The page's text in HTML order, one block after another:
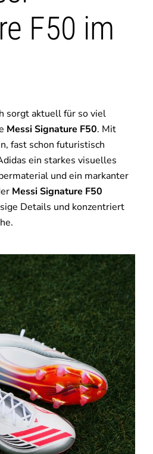
F50 im
sorgt aktuell für so viel
Messi Signature F50. Mit
fast schon futuristisch
ein starkes visuelles
und ein markanter
Messi Signature F50
Details und konzentriert